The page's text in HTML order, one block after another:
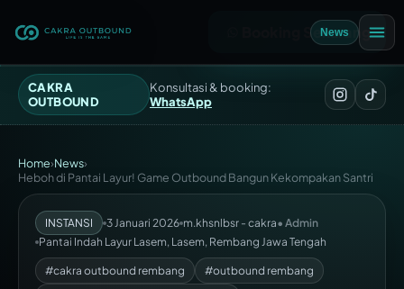
CAKRA
OUTBOUND
Konsultasi & booking:
WhatsApp
Booking Sekarang
Home›News›
Heboh di Pantai Layur! Game Outbound Bangun Kekompakan Santri
INSTANSI 3 Januari 2026 m.khsnlbsr - cakra• Admin
Pantai Indah Layur Lasem, Lasem, Rembang Jawa Tengah
#cakra outbound rembang
#outbound rembang
News